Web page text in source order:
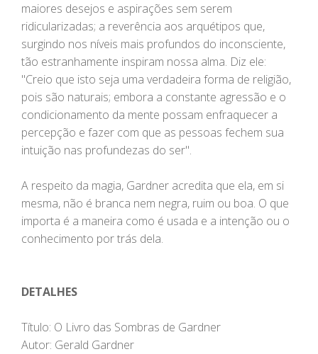
maiores desejos e aspirações sem serem
ridicularizadas; a reverência aos arquétipos que,
surgindo nos níveis mais profundos do inconsciente,
tão estranhamente inspiram nossa alma. Diz ele:
"Creio que isto seja uma verdadeira forma de religião,
pois são naturais; embora a constante agressão e o
condicionamento da mente possam enfraquecer a
percepção e fazer com que as pessoas fechem sua
intuição nas profundezas do ser".
A respeito da magia, Gardner acredita que ela, em si
mesma, não é branca nem negra, ruim ou boa. O que
importa é a maneira como é usada e a intenção ou o
conhecimento por trás dela.
DETALHES
Título: O Livro das Sombras de Gardner
Autor: Gerald Gardner